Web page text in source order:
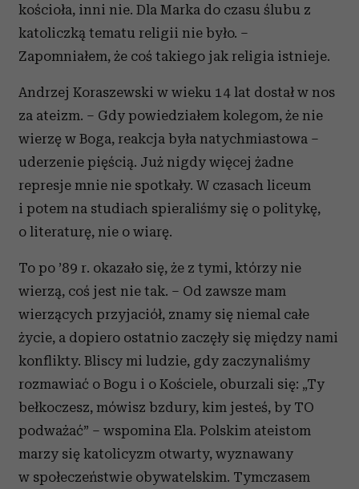
kościoła, inni nie. Dla Marka do czasu ślubu z
katoliczką tematu religii nie było. –
Zapomniałem, że coś takiego jak religia istnieje.
Andrzej Koraszewski w wieku 14 lat dostał w nos
za ateizm. – Gdy powiedziałem kolegom, że nie
wierzę w Boga, reakcja była natychmiastowa –
uderzenie pięścią. Już nigdy więcej żadne
represje mnie nie spotkały. W czasach liceum
i potem na studiach spieraliśmy się o politykę,
o literaturę, nie o wiarę.
To po ’89 r. okazało się, że z tymi, którzy nie
wierzą, coś jest nie tak. – Od zawsze mam
wierzących przyjaciół, znamy się niemal całe
życie, a dopiero ostatnio zaczęły się między nami
konflikty. Bliscy mi ludzie, gdy zaczynaliśmy
rozmawiać o Bogu i o Kościele, oburzali się: „Ty
bełkoczesz, mówisz bzdury, kim jesteś, by TO
podważać” – wspomina Ela. Polskim ateistom
marzy się katolicyzm otwarty, wyznawany
w społeczeństwie obywatelskim. Tymczasem